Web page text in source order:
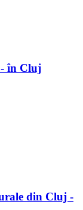
- în Cluj
din Cluj -